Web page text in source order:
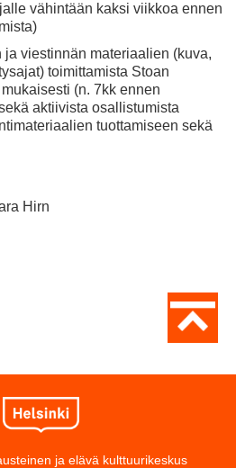
vähintään kaksi viikkoa ennen
ja viestinnän materiaalien (kuva,
toimittamista Stoan
(n. 7kk ennen
aktiivista osallistumista
tuottamiseen sekä
Hirn
ja elävä kulttuurikeskus